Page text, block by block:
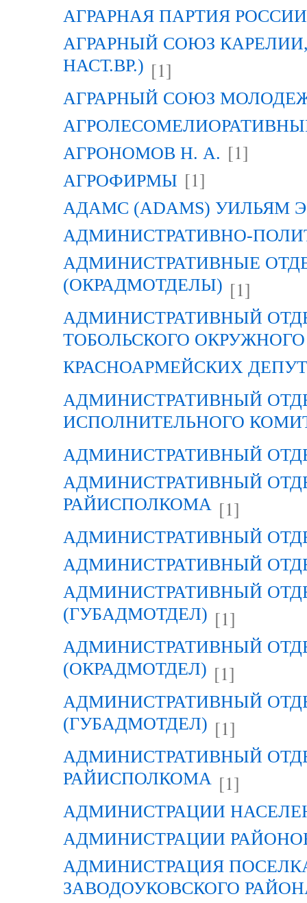
АГРАРНАЯ ПАРТИЯ РОССИИ
АГРАРНЫЙ СОЮЗ КАРЕЛИИ,
НАСТ.ВР.) [1]
АГРАРНЫЙ СОЮЗ
АГРОНОМОВ Н. А. [1]
АГРОФИРМЫ [1]
АДАМС (ADAMS) УИЛЬЯМ
АДМИНИСТРАТИВНО-
АДМИНИСТРАТИВНЫЕ
(ОКРАДМОТДЕЛЫ) [1]
АДМИНИСТРАТИВНЫЙ
ТОБОЛЬСКОГО
КРАСНОАРМЕЙСКИХ
АДМИНИСТРАТИВНЫЙ
ИСПОЛНИТЕЛЬНОГО
АДМИНИСТРАТИВНЫЙ
АДМИНИСТРАТИВНЫЙ
РАЙИСПОЛКОМА [1]
АДМИНИСТРАТИВНЫЙ
АДМИНИСТРАТИВНЫЙ
АДМИНИСТРАТИВНЫЙ
(ГУБАДМОТДЕЛ) [1]
АДМИНИСТРАТИВНЫЙ
(ОКРАДМОТДЕЛ) [1]
АДМИНИСТРАТИВНЫЙ
(ГУБАДМОТДЕЛ) [1]
АДМИНИСТРАТИВНЫЙ
РАЙИСПОЛКОМА [1]
АДМИНИСТРАЦИИ
АДМИНИСТРАЦИИ
АДМИНИСТРАЦИЯ
ЗАВОДОУКОВСКОГО